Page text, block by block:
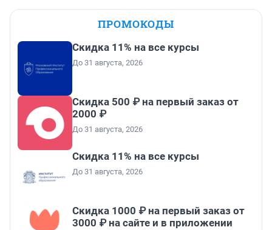
ПРОМОКОДЫ
Скидка 11% на все курсы
До 31 августа, 2026
Скидка 500 ₽ на первый заказ от
2000 ₽
До 31 августа, 2026
Скидка 11% на все курсы
До 31 августа, 2026
Скидка 1000 ₽ на первый заказ от
3000 ₽ на сайте и в приложении